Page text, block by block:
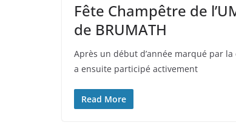
Fête Champêtre de
de BRUMATH
Après un début d’année marqué par
a ensuite participé activement
Read More